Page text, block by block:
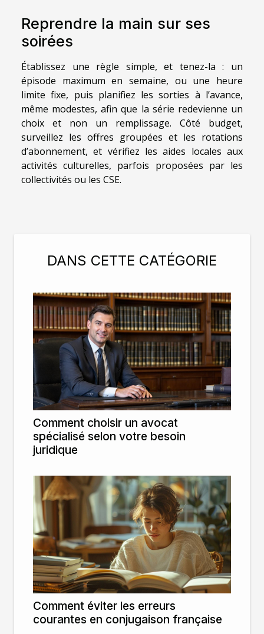
Reprendre la main sur ses
soirées
Établissez une règle simple, et tenez-la : un
épisode maximum en semaine, ou une heure
limite fixe, puis planifiez les sorties à l’avance,
même modestes, afin que la série redevienne un
choix et non un remplissage. Côté budget,
surveillez les offres groupées et les rotations
d’abonnement, et vérifiez les aides locales aux
activités culturelles, parfois proposées par les
collectivités ou les CSE.
DANS CETTE CATÉGORIE
Comment choisir un avocat
spécialisé selon votre besoin
juridique
Comment éviter les erreurs
courantes en conjugaison française